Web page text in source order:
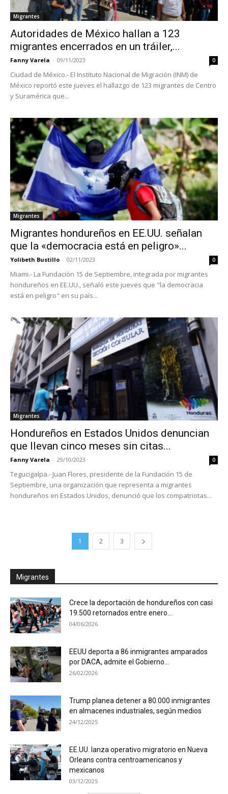
Migrantes
Autoridades de México hallan a 123
migrantes encerrados en un tráiler,...
Fanny Varela - 09/11/2023 0
Ciudad de México.- El Instituto Nacional de Migración (INM) de
México reportó este jueves el hallazgo de 123 migrantes de Centro
y Suramérica que...
Migrantes
Migrantes hondureños en EE.UU. señalan
que la «democracia está en peligro»...
Yolibeth Bustillo - 02/11/2023 0
Miami.- La Fundación 15 de Septiembre, integrada por migrantes
hondureños en EE.UU., señaló este jueves que "la democracia
está en peligro" en su país...
Migrantes
Hondureños en Estados Unidos denuncian
que llevan cinco meses sin citas...
Fanny Varela - 29/10/2023 0
Tegucigalpa.- Juan Flores, presidente de la Fundación 15 de
Septiembre, una organización que representa a migrantes
hondureños en Estados Unidos, denunció que los compatriotas...
1 2 3
Migrantes
Crece la deportación de hondureños con casi
19.500 retornados entre enero...
04/06/2026
EEUU deporta a 86 inmigrantes amparados
por DACA, admite el Gobierno...
26/02/2026
Trump planea detener a 80.000 inmigrantes
en almacenes industriales, según medios
24/12/2025
EE.UU. lanza operativo migratorio en Nueva
Orleans contra centroamericanos y
mexicanos
03/12/2025